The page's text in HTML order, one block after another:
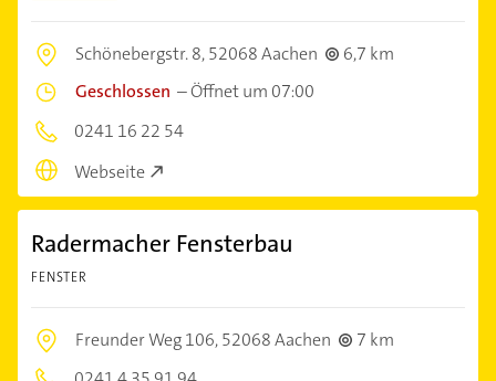
Schönebergstr. 8,52068 Aachen
6,7 km
Geschlossen –Öffnet um 07:00
0241 16 22 54
Webseite
Radermacher Fensterbau
FENSTER
Freunder Weg 106,52068 Aachen
7 km